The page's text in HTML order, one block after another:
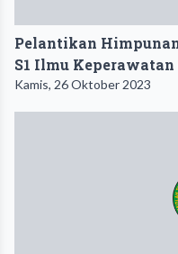
Pelantikan
S1 Ilmu
Kamis, 26 Oktober 2023